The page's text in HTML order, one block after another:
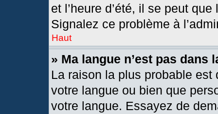
et l’heure d’été, il se peut
Signalez ce problème à
Haut
» Ma langue n’est pas dans
La raison la plus probable est
votre langue ou bien que
votre langue. Essayez de